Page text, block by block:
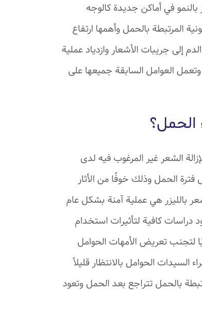
في أماكن جديدة كالوجه
المرتبطة بالحمل وأهمها ارتفاع
إلى جريبات الأشعار وازدياد عملية
وتعمل العوامل السابقة جميعها على
الحمل؟
الشعر غير المرغوب فيه لدى
فترة الحمل وذلك خوفًا من الأثار
بالليزر هي عملية آمنة بشكل عام
دراسات كافية لتأثيرات استخدام
لتجنب تعريض الأمهات الحوامل
الحوامل بالانتظار قليلاً
بالحمل تتراجع بعد الحمل وتعود